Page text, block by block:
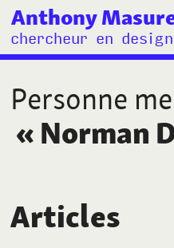
Anthony
chercheur en design
Personne
« Norman
Articles